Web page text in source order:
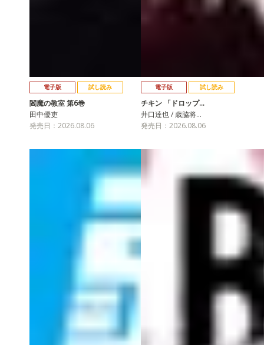
電子版 試し読み
閻魔の教室 第6巻
田中優吏
発売日：2026.08.06
電子版 試し読み
チキン 「ドロップ…
井口達也 / 歳脇将…
発売日：2026.08.06